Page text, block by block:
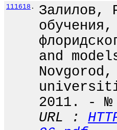
111618 .
Залилов,
and
2011. -
URL :